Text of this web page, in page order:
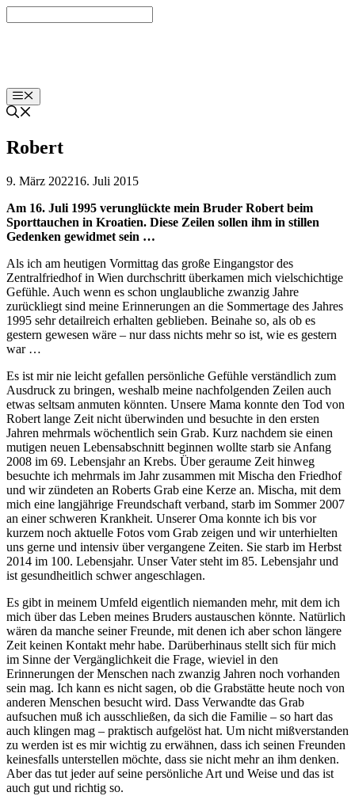
Inhalt
Menü
Robert
9. März 202216. Juli 2015
Am 16. Juli 1995 verunglückte mein Bruder Robert beim
Sporttauchen in Kroatien. Diese Zeilen sollen ihm in stillen
Gedenken gewidmet sein …
Als ich am heutigen Vormittag das große Eingangstor des
Zentralfriedhof in Wien durchschritt überkamen mich vielschichtige
Gefühle. Auch wenn es schon unglaubliche zwanzig Jahre
zurückliegt sind meine Erinnerungen an die Sommertage des Jahres
1995 sehr detailreich erhalten geblieben. Beinahe so, als ob es
gestern gewesen wäre – nur dass nichts mehr so ist, wie es gestern
war …
Es ist mir nie leicht gefallen persönliche Gefühle verständlich zum
Ausdruck zu bringen, weshalb meine nachfolgenden Zeilen auch
etwas seltsam anmuten könnten. Unsere Mama konnte den Tod von
Robert lange Zeit nicht überwinden und besuchte in den ersten
Jahren mehrmals wöchentlich sein Grab. Kurz nachdem sie einen
mutigen neuen Lebensabschnitt beginnen wollte starb sie Anfang
2008 im 69. Lebensjahr an Krebs. Über geraume Zeit hinweg
besuchte ich mehrmals im Jahr zusammen mit Mischa den Friedhof
und wir zündeten an Roberts Grab eine Kerze an. Mischa, mit dem
mich eine langjährige Freundschaft verband, starb im Sommer 2007
an einer schweren Krankheit. Unserer Oma konnte ich bis vor
kurzem noch aktuelle Fotos vom Grab zeigen und wir unterhielten
uns gerne und intensiv über vergangene Zeiten. Sie starb im Herbst
2014 im 100. Lebensjahr. Unser Vater steht im 85. Lebensjahr und
ist gesundheitlich schwer angeschlagen.
Es gibt in meinem Umfeld eigentlich niemanden mehr, mit dem ich
mich über das Leben meines Bruders austauschen könnte. Natürlich
wären da manche seiner Freunde, mit denen ich aber schon längere
Zeit keinen Kontakt mehr habe. Darüberhinaus stellt sich für mich
im Sinne der Vergänglichkeit die Frage, wieviel in den
Erinnerungen der Menschen nach zwanzig Jahren noch vorhanden
sein mag. Ich kann es nicht sagen, ob die Grabstätte heute noch von
anderen Menschen besucht wird. Dass Verwandte das Grab
aufsuchen muß ich ausschließen, da sich die Familie – so hart das
auch klingen mag – praktisch aufgelöst hat. Um nicht mißverstanden
zu werden ist es mir wichtig zu erwähnen, dass ich seinen Freunden
keinesfalls unterstellen möchte, dass sie nicht mehr an ihm denken.
Aber das tut jeder auf seine persönliche Art und Weise und das ist
auch gut und richtig so.